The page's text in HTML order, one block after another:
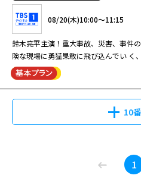
08/20(木)10:00～11:15
鈴木亮平主演！重大事故、災害、事件
険な現場に勇猛果敢に飛び込んでい く
躍を描く。“MER”とは、モバイル・エ
らの 使命は最新の医療機器とオペ室を
人も死者を出さないこと”が、彼らに
MER”
たして、その壮絶な覚悟と救命 への執
は、「本格的な救命医療」をリアルに
10
1